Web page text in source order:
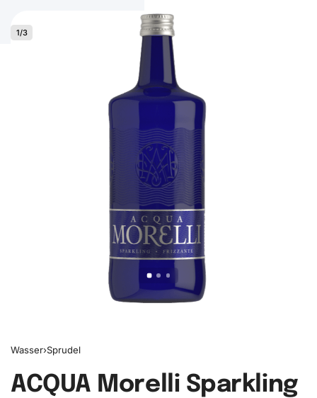
1/3
Wasser›Sprudel
ACQUA Morelli Sparkling ​